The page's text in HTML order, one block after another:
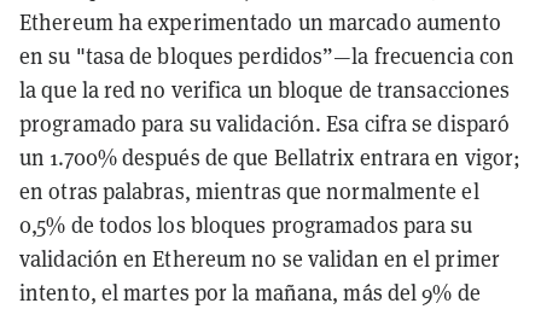
Ethereum ha experimentado un marcado aumento
en su "tasa de bloques perdidos”—la frecuencia con
la que la red no verifica un bloque de transacciones
programado para su validación. Esa cifra se disparó
un 1.700% después de que Bellatrix entrara en vigor;
en otras palabras, mientras que normalmente el
0,5% de todos los bloques programados para su
validación en Ethereum no se validan en el primer
intento, el martes por la mañana, más del 9% de